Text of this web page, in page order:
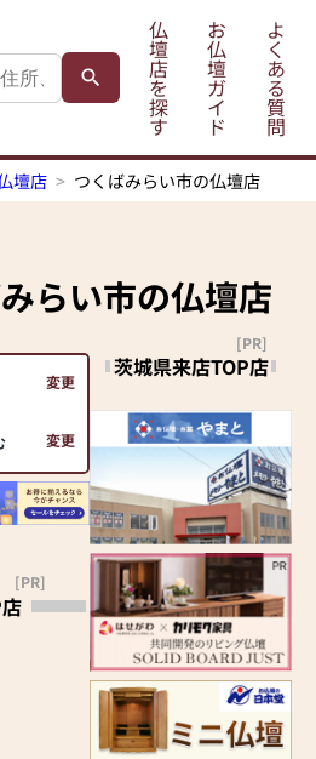
仏
壇
店
を
探
す
お
仏
壇
ガ
イ
ド
よ
く
あ
る
質
問
壇店 つくばみらい市の仏壇店
らい市の仏壇店
変更
変更
[PR]
茨城県来店TOP店
[PR]